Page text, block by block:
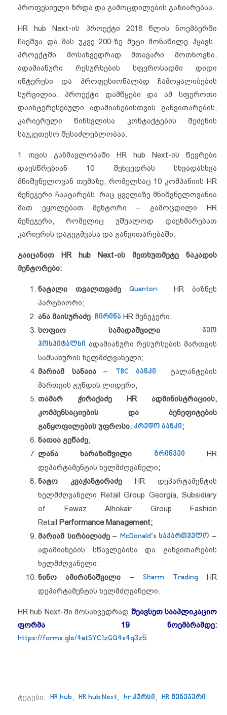
პროფესიული ზრდა და გამოცდილების გაზიარებაა.
HR hub Next-ის პროექტი 2018 წლის ნოემბერში
ჩაეშვა და მას უკვე 200-ზე მეტი მონაწილე ჰყავს.
პროექტში მოსახვედრად მთავარი მოთხოვნა,
ადამიანური რესურსების სფეროსადმი დიდი
ინტერესი და პროფესიონალად ჩამოყალიბების
სურვილია. პროექტი დამწყები და ამ სფეროთი
დაინტერესებული ადამიანებისთვის განვითარების,
კარიერული წინსვლისა კონტაქტების შეძენის
საუკეთესო შესაძლებლობაა.
1 თვის განმავლობაში HR hub Next-ის წევრები
დაესწრებიან 10 შეხვედრას სხვადასხვა
მნიშვნელოვან თემაზე, რომელსაც 10 კომპანიის HR
მენეჯერი ჩაატარებს. რაც ყველაზე მნიშვნელოვანია
მათ ეყოლებათ მენტორი – გამოცდილი HR
მენეჯერი, რომელიც უშუალოდ დაეხმარებათ
კარიერის დაგეგმვასა და განვითარებაში.
გაიცანით HR hub Next-ის მეთხუთმეტე ნაკადის
მენტორები:
ნატალი თვალთვაძე Quantori HR ბიზნეს
პარტნიორი;
ანა მაისურაძე ჩირინა HR მენეჯერი;
სოფიო სამადაშვილი
ჯეო
ჰოსპიტალსი ადამიანური რესურსების მართვის
სამსახურის ხელმძღვანელი;
მარიამ სანაია– TBC ბანკი
ტალანტების
მართვის გუნდის ლიდერი;
თამარ ჭირაქაძე HR ადმინისტრაციის,
კომპენსაციების და ბენეფიტების
განყოფილების უფროსი. კრედო ბანკი;
ნათია გეწაძე;
ლანა ხარაზიშვილი
გრინვეი HR
დეპარტამენტის ხელმძღვანელი;
ნატო კვაჭანტირაძე HR დეპარტამენტის
ხელმძღვანელი Retail Group Georgia, Subsidiary
of Fawaz Alhokair Group Fashion
Retail Performance Management;
მარიამ სირბილაძე– McDonald’s საქართველო –
ადამიანების სწავლებისა და განვითარების
ხელმძღვანელი;
ნინო ამირანაშვილი – Sharm Trading
HR
დეპარტამენტის ხელმძღვანელი.
HR hub Next-ში მოსახვედრად შეავსეთ სააპლიკაციო
ფორმა 19 ნოემბრამდე:
https://forms.gle/4atSYC1zGQ4s4q3z5
ტეგები: HR hub, HR hub Next, hr კურსი, HR მენეჯერი